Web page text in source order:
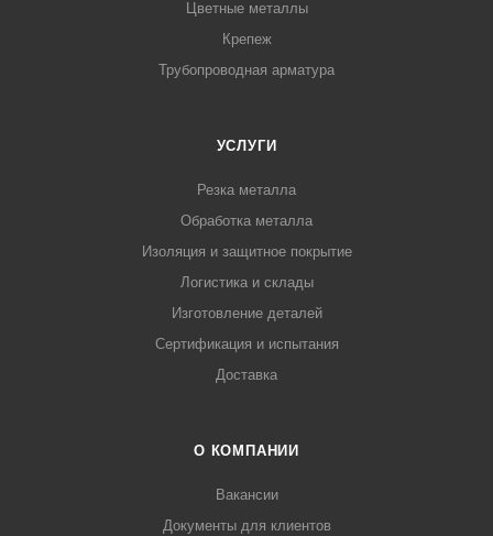
Цветные металлы
Крепеж
Трубопроводная арматура
УСЛУГИ
Резка металла
Обработка металла
Изоляция и защитное покрытие
Логистика и склады
Изготовление деталей
Сертификация и испытания
Доставка
О КОМПАНИИ
Вакансии
Документы для клиентов